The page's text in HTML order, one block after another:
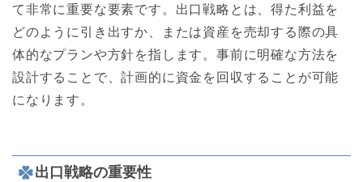
て非常に重要な要素です。出口戦略とは、得た利益を
どのように引き出すか、または資産を売却する際の具
体的なプランや方針を指します。事前に明確な方法を
設計することで、計画的に資金を回収することが可能
になります。
出口戦略の重要性